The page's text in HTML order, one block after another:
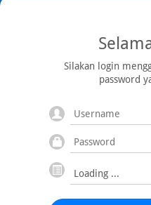
Silakan login
password